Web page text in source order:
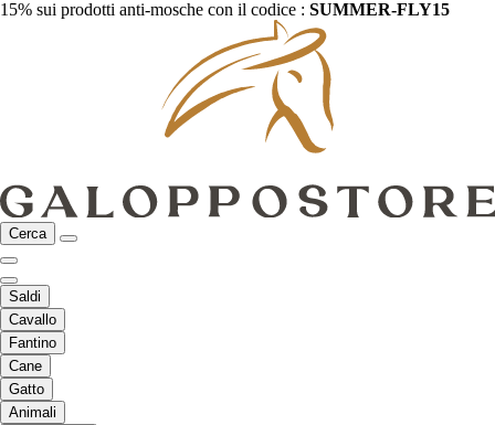
15% sui prodotti anti-mosche con il codice : SUMMER-FLY15
Cerca
Saldi
Cavallo
Fantino
Cane
Gatto
Animali